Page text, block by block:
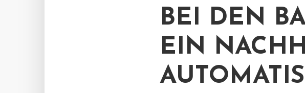
BEI DEN
EIN